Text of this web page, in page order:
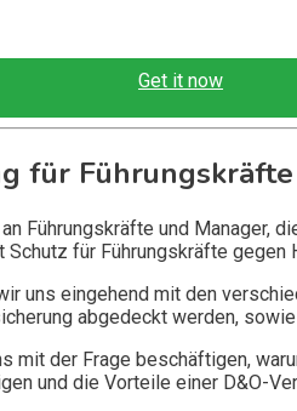
Get it now
für
Führungskräfte und Manager,
für Führungskräfte
uns eingehend mit den
abgedeckt werden,
mit der Frage beschäftigen,
und die Vorteile einer D&O-